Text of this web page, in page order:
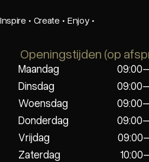
Inspire · Create · Enjoy ·
Openingstijden (op
Maandag
Dinsdag
Woensdag
Donderdag
Vrijdag
Zaterdag